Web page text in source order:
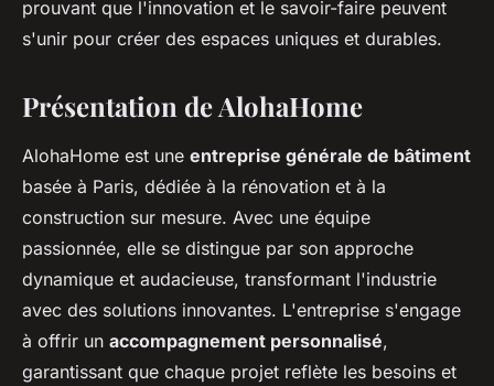
prouvant que l'innovation et le savoir-faire peuvent
s'unir pour créer des espaces uniques et durables.
Présentation de AlohaHome
AlohaHome est une entreprise générale de bâtiment
basée à Paris, dédiée à la rénovation et à la
construction sur mesure. Avec une équipe
passionnée, elle se distingue par son approche
dynamique et audacieuse, transformant l'industrie
avec des solutions innovantes. L'entreprise s'engage
à offrir un accompagnement personnalisé,
garantissant que chaque projet reflète les besoins et